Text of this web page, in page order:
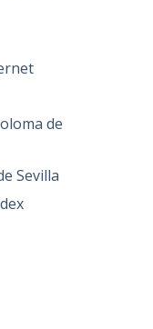
de
Sevilla